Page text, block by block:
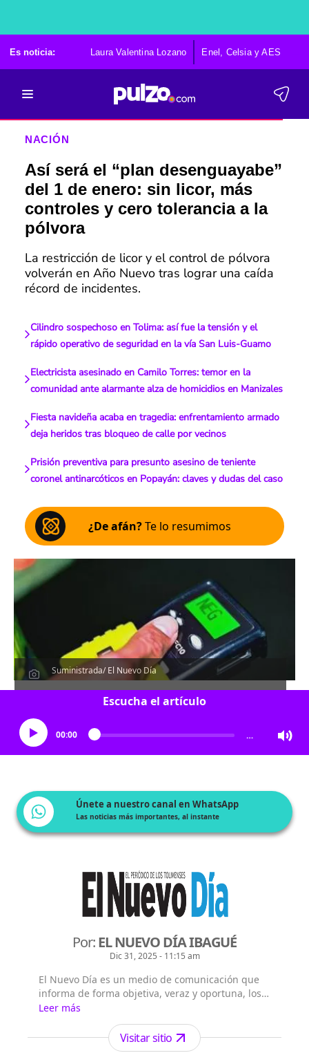
Es noticia: Laura Valentina Lozano Enel, Celsia y AES
NACIÓN
Así será el “plan desenguayabe”
del 1 de enero: sin licor, más
controles y cero tolerancia a la
pólvora
La restricción de licor y el control de pólvora
volverán en Año Nuevo tras lograr una caída
récord de incidentes.
Cilindro sospechoso en Tolima: así fue la tensión y el
rápido operativo de seguridad en la vía San Luis-Guamo
Electricista asesinado en Camilo Torres: temor en la
comunidad ante alarmante alza de homicidios en Manizales
Fiesta navideña acaba en tragedia: enfrentamiento armado
deja heridos tras bloqueo de calle por vecinos
Prisión preventiva para presunto asesino de teniente
coronel antinarcóticos en Popayán: claves y dudas del caso
¿De afán?Te lo resumimos
Suministrada/ El Nuevo Día
Escucha el artículo
00:00 …
Únete a nuestro canal en WhatsApp
Las noticias más importantes, al instante
Por:EL NUEVO DÍA IBAGUÉ
Dic 31, 2025 - 11:15 am
El Nuevo Día es un medio de comunicación que
informa de forma objetiva, veraz y oportuna, los
sucesos de actualidad en Ibagué, el Tolima,
Colombia y el Mundo.
Leer más
Visitar sitio